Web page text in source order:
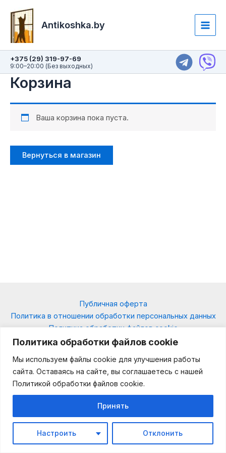
Политика обработки файлов cookie
Мы используем файлы cookie для улучшения работы
сайта. Оставаясь на сайте, вы соглашаетесь с нашей
Политикой обработки файлов cookie.
Настроить Отклонить
Принять
содержимомуAntikoshka.by
+375 (29) 319-97-69
9:00–20:00 (Без выходных)
Корзина
Ваша корзина пока пуста.
Вернуться в магазин
Публичная оферта
Политика в отношении обработки персональных данных
Политика обработки файлов cookie
Контакты Antikoshka.by
Copyright © 2015-2026 Antikoshka.by
Antikoshka.by
на окнапо индивидуальным размерам. Доставка по всей
Беларуси. Установка в Минске.